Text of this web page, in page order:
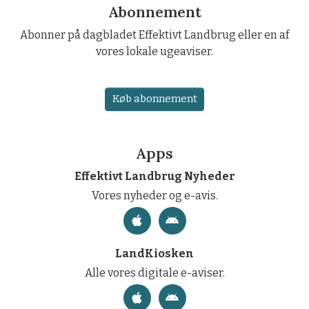
Abonnement
Abonner på dagbladet Effektivt Landbrug eller en af
vores lokale ugeaviser.
Køb abonnement
Apps
Effektivt Landbrug Nyheder
Vores nyheder og e-avis.
LandKiosken
Alle vores digitale e-aviser.